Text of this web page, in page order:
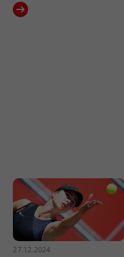
27.12.2024